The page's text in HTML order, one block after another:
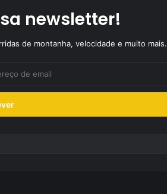
newsletter!
de montanha, velocidade e muito mais.